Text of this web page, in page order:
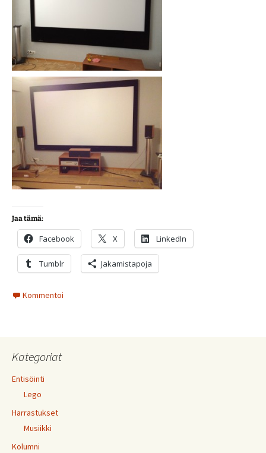
Jaa tämä:
Facebook X LinkedIn
Tumblr Jakamistapoja
Kommentoi
Kategoriat
Entisöinti
Lego
Harrastukset
Musiikki
Kolumni